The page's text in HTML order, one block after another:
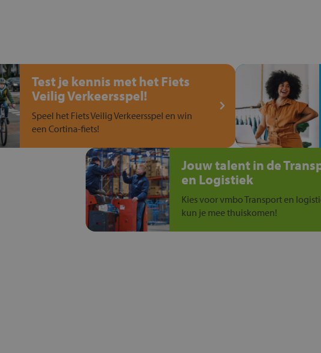
Test je kennis met het Fiets
Veilig Verkeersspel!
Speel het Fiets Veilig Verkeersspel en win
een Cortina-fiets!
Jouw talent in de
en Logistiek
Kies voor vmbo Transport en
kun je mee thuiskomen!